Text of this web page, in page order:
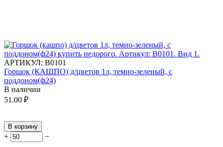
АРТИКУЛ: В0101
Горшок (КАШПО) д/цветов 1л, темно-зеленый, с
поддоном(ф24)
В наличии
51.00 ₽
В корзину
+ −